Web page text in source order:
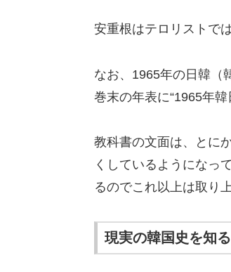
安重根はテロリストで
なお、1965年の日韓（
巻末の年表に“1965年韓
教科書の文面は、とに
くしているようになっ
るのでこれ以上は取り
現実の韓国史を知